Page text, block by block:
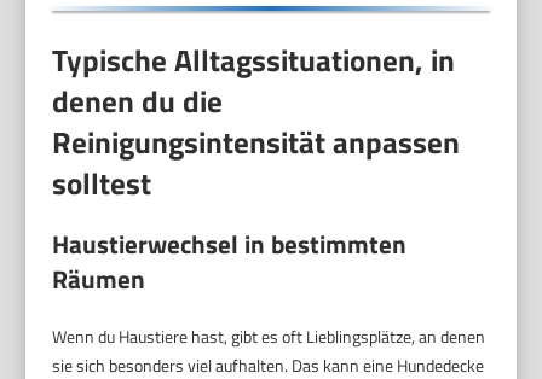
Typische Alltagssituationen, in
denen du die
Reinigungsintensität anpassen
solltest
Haustierwechsel in bestimmten
Räumen
Wenn du Haustiere hast, gibt es oft Lieblingsplätze, an denen
sie sich besonders viel aufhalten. Das kann eine Hundedecke